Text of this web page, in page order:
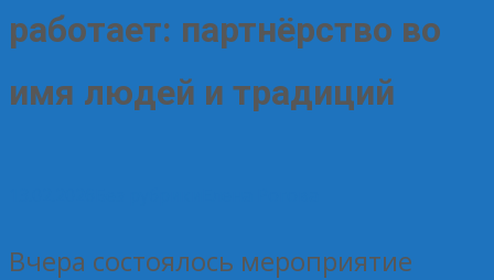
работает: партнёрство во
имя людей и традиций
Вчера состоялось мероприятие